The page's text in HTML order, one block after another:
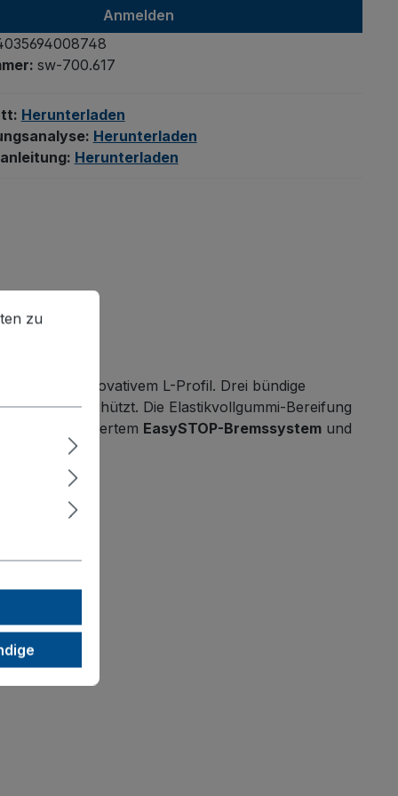
Anmelden
sw-700.617
Herunterladen
Herunterladen
Herunterladen
mit innovativem L-Profil. Drei bündige
geschützt. Die Elastikvollgummi-Bereifung
mit patentiertem EasySTOP-Bremssystem und
zu können.
Mehr Informationen ...
zu